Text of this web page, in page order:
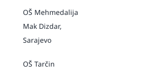
OŠ Mehmedalija
Mak Dizdar,
Sarajevo
OŠ Tarčin